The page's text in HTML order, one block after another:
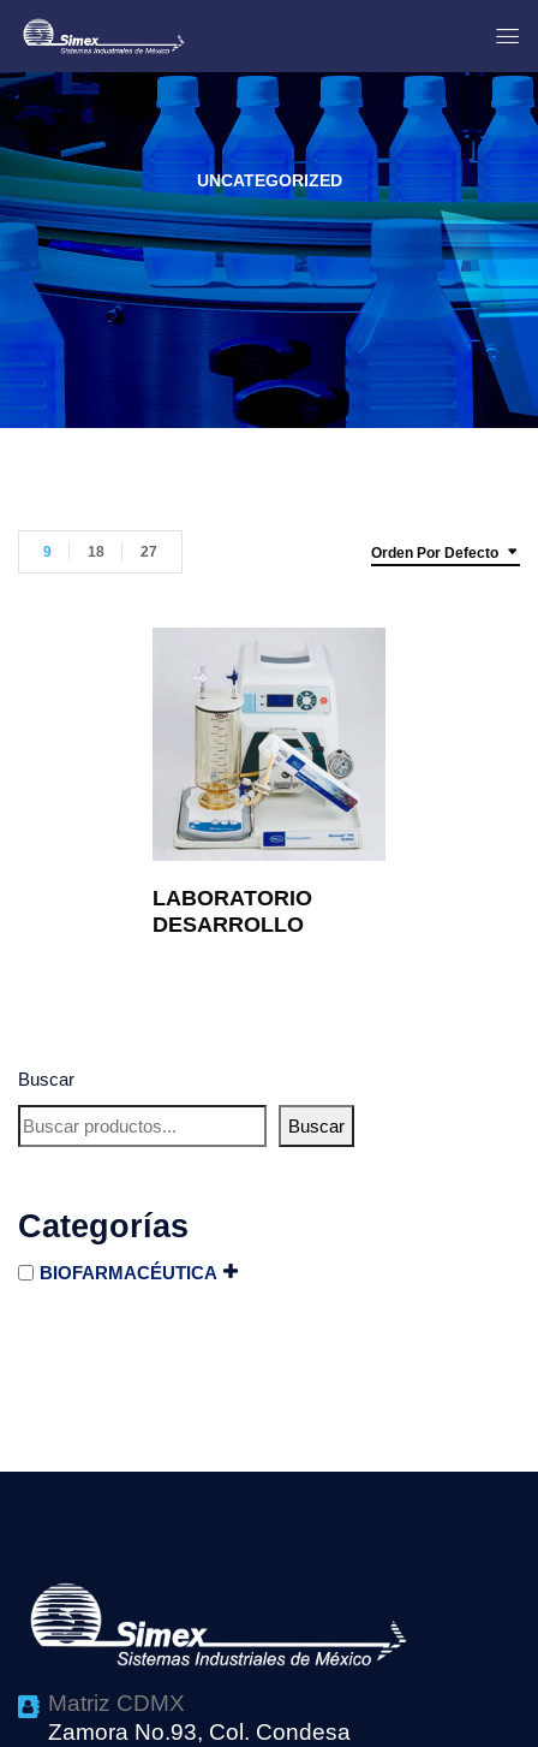
UNCATEGORIZED
Buscar
Buscar
Categorías
BIOFARMACÉUTICA
Orden Por Defecto
9 18 27
LABORATORIO
DESARROLLO
Matriz CDMX
Zamora No.93, Col. Condesa